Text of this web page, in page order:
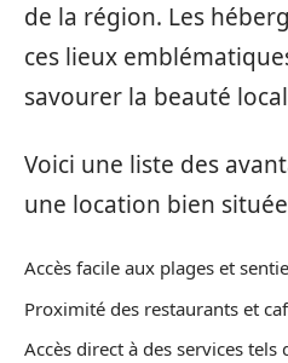
de la région. Les
ces lieux
savourer la beauté
Voici une liste des
une location bien
Accès facile aux plages et
Proximité des restaurants et
Accès direct à des services tels